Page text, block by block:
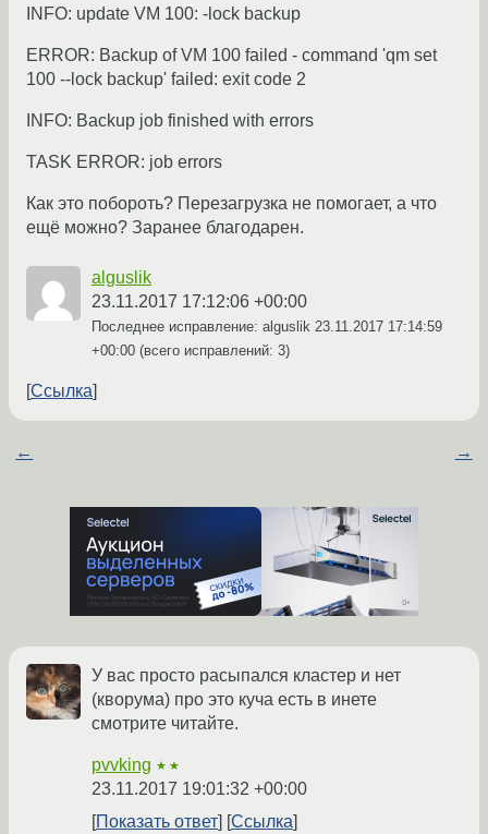
INFO: update VM 100: -lock backup
ERROR: Backup of VM 100 failed - command 'qm set
100 --lock backup' failed: exit code 2
INFO: Backup job finished with errors
TASK ERROR: job errors
Как это побороть? Перезагрузка не помогает, а что
ещё можно? Заранее благодарен.
alguslik
23.11.2017 17:12:06 +00:00
Последнее исправление: alguslik 23.11.2017 17:14:59
+00:00 (всего исправлений: 3)
Ссылка
← →
У вас просто расыпался кластер и нет
(кворума) про это куча есть в инете
смотрите читайте.
pvvking ★★
23.11.2017 19:01:32 +00:00
Показать ответ
Ссылка